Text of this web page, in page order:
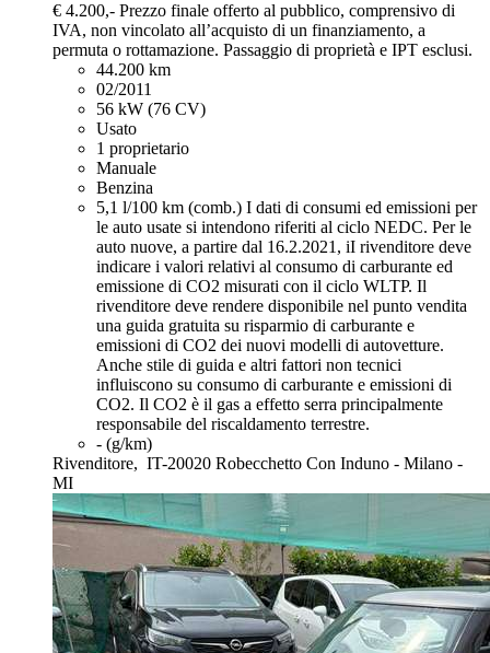
€ 4.200,- Prezzo finale offerto al pubblico, comprensivo di
IVA, non vincolato all’acquisto di un finanziamento, a
permuta o rottamazione. Passaggio di proprietà e IPT esclusi.
44.200 km
02/2011
56 kW (76 CV)
Usato
1 proprietario
Manuale
Benzina
5,1 l/100 km (comb.) I dati di consumi ed emissioni per
le auto usate si intendono riferiti al ciclo NEDC. Per le
auto nuove, a partire dal 16.2.2021, iI rivenditore deve
indicare i valori relativi al consumo di carburante ed
emissione di CO2 misurati con il ciclo WLTP. Il
rivenditore deve rendere disponibile nel punto vendita
una guida gratuita su risparmio di carburante e
emissioni di CO2 dei nuovi modelli di autovetture.
Anche stile di guida e altri fattori non tecnici
influiscono su consumo di carburante e emissioni di
CO2. Il CO2 è il gas a effetto serra principalmente
responsabile del riscaldamento terrestre.
- (g/km)
Rivenditore, IT-20020 Robecchetto Con Induno - Milano -
MI